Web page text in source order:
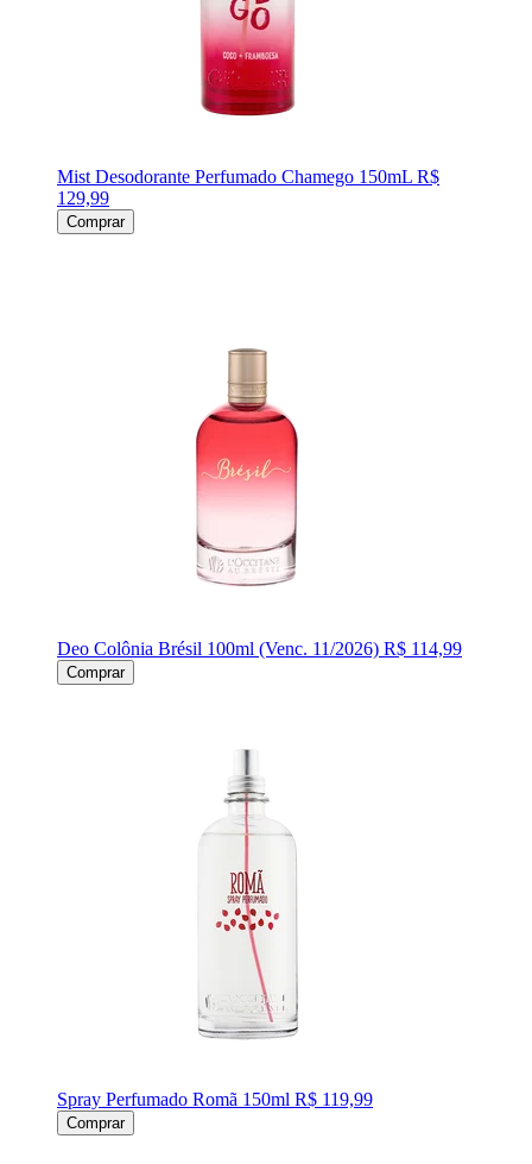
Mist Desodorante Perfumado Chamego 150mL R$
129,99
Comprar
Deo Colônia Brésil 100ml (Venc. 11/2026) R$ 114,99
Comprar
Spray Perfumado Romã 150ml R$ 119,99
Comprar